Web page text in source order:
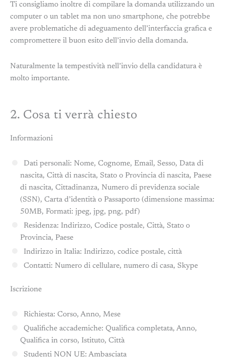
Ti consigliamo inoltre di compilare la domanda utilizzando un
computer o un tablet ma non uno smartphone, che potrebbe
avere problematiche di adeguamento dell’interfaccia grafica e
compromettere il buon esito dell’invio della domanda.
Naturalmente la tempestività nell’invio della candidatura è
molto importante.
2. Cosa ti verrà chiesto
Informazioni
Dati personali: Nome, Cognome, Email, Sesso, Data di
nascita, Città di nascita, Stato o Provincia di nascita, Paese
di nascita, Cittadinanza, Numero di previdenza sociale
(SSN), Carta d’identità o Passaporto (dimensione massima:
50MB, Formati: jpeg, jpg, png, pdf)
Residenza: Indirizzo, Codice postale, Città, Stato o
Provincia, Paese
Indirizzo in Italia: Indirizzo, codice postale, città
Contatti: Numero di cellulare, numero di casa, Skype
Iscrizione
Richiesta: Corso, Anno, Mese
Qualifiche accademiche: Qualifica completata, Anno,
Qualifica in corso, Istituto, Città
Studenti NON UE: Ambasciata